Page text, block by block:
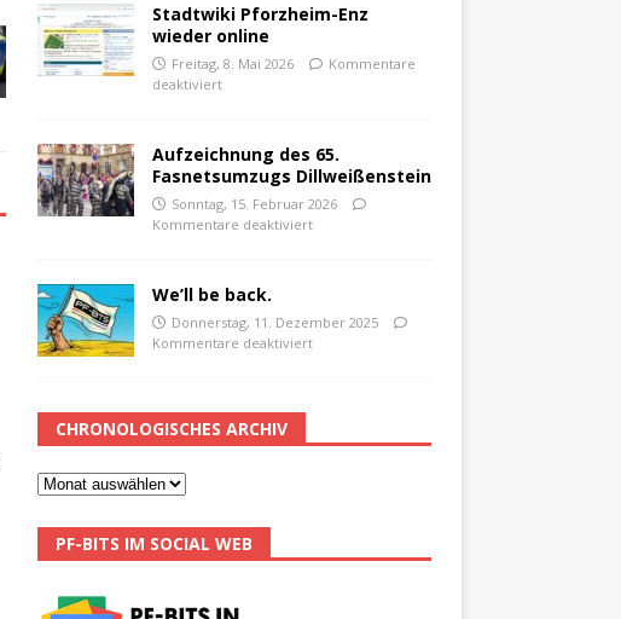
Stadtwiki Pforzheim-Enz
wieder online
Freitag, 8. Mai 2026
Kommentare
deaktiviert
Aufzeichnung des 65.
Fasnetsumzugs Dillweißenstein
Sonntag, 15. Februar 2026
Kommentare deaktiviert
We’ll be back.
Donnerstag, 11. Dezember 2025
Kommentare deaktiviert
CHRONOLOGISCHES ARCHIV
PF-BITS IM SOCIAL WEB